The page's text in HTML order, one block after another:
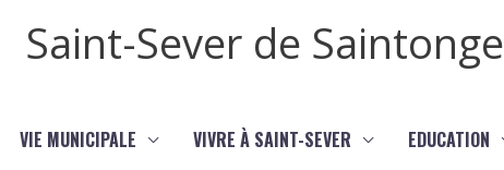
Saint-Sever de Saintonge
VIE MUNICIPALE VIVRE À SAINT-SEVER EDUCATION